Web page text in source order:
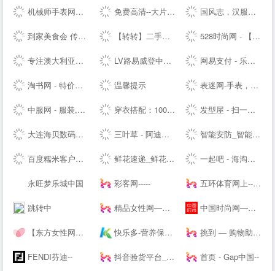
机械师手表网—海外自营仓储直邮手表，名表百年品牌文化 免费高清--大片_每日更新不停播_一起看剧吧 国风志，汉服正版导航站 Guofengzhi, Hanfu Genuine Navigation Station |
到家美食会 传递好滋味 【转转】二手交易网,二手手机交易网,58闲置交易APP,转转客服 528时尚网 - 【HAO528时尚网】
专注澳大利亚特产和新西兰特产的澳洲中文网 - 0061澳洲制造 LV路易威登中国-- - LOUIS VUITTON官方--中文版 | LV-- 网易支付 - 乐生活，易支付
淘书网 - 特价好书天天抢 温馨提示 表迷网-手表，名表，腕表-我的手表网，我的手表专家。
中服网 - 服装,服饰,服装品牌,服装招商,服装代理加盟,女装,男装,童装,休闲装,服装媒体,服装设计,服装资讯 穿衣搭配：100款服装搭配技巧-穿衣搭配网-搭配搜 发型屋 - 扫一扫自己脸型配发型设计软件
大连海贝数码网--集中采购/免费送货/免费报价/免费咨询/优质服务 三叶草 - 阿迪达斯三叶草 - 三叶草-- 智能安防_智能家居_智能办公_人工智能机器人-梨花恋--
百度糯米客户端--百度糯米--客户端下载页 鲜花速递_鲜花网速递_鲜花配送【快至1小时送达】 一起吧 - 海淘购物网站大全，国外购物海外购，全球品牌商家华人网购导航
永旺梦乐城中国 彩客网----- 五环体育网上--hiwuhuan.com-运动鞋服1-8折起，户外品牌低至1折，专柜正品，耐克，阿迪达斯，匡威，户外鞋，篮球鞋，足球鞋，慢跑鞋，实体店供货
跳转中 精品女性网—都市白领最喜爱的高端女性新媒体平台 中国时尚网—国内时尚潮流生活方式融媒体平台
【东方女性网】女人我最大做时尚潮女人_时尚潮流女性_时尚女人 快乐多-营养保健,美容护肤品专业网,打造品质好生活,值得信赖 挑到 — 购物助手 超值商品每日海量快报
FENDI芬迪-- 抖音验货平台_抖音带货达人-种草之家 首页 - Gap中国--